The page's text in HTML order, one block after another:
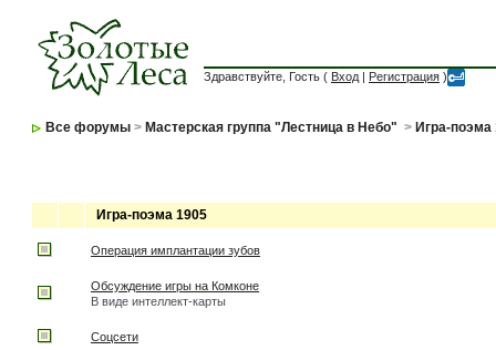
Здравствуйте, Гость ( Вход | Регистрация )
Все форумы > Мастерская группа "Лестница в Небо" > Игра-поэма
Игра-поэма 1905
Операция имплантации зубов
Обсуждение игры на Комконе
В виде интеллект-карты
Соцсети